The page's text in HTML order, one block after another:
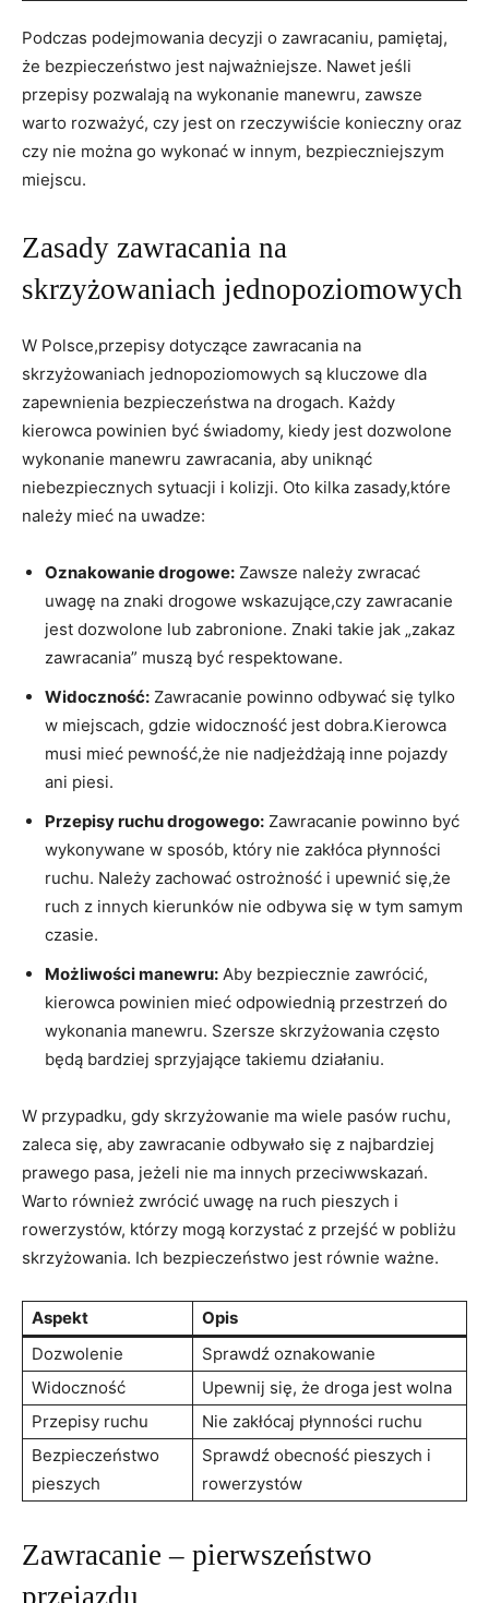
Podczas podejmowania decyzji o zawracaniu, pamiętaj,
że bezpieczeństwo jest najważniejsze. Nawet jeśli
przepisy pozwalają na wykonanie manewru, zawsze
warto rozważyć, czy jest on rzeczywiście konieczny oraz
czy nie można go wykonać w innym, bezpieczniejszym
miejscu.
Zasady zawracania na
skrzyżowaniach jednopoziomowych
W Polsce,przepisy dotyczące zawracania na
skrzyżowaniach jednopoziomowych są kluczowe dla
zapewnienia bezpieczeństwa na drogach. Każdy
kierowca powinien być świadomy, kiedy jest dozwolone
wykonanie manewru zawracania, aby uniknąć
niebezpiecznych sytuacji i kolizji. Oto kilka zasady,które
należy mieć na uwadze:
Oznakowanie drogowe: Zawsze należy zwracać
uwagę na znaki drogowe wskazujące,czy zawracanie
jest dozwolone lub zabronione. Znaki takie jak „zakaz
zawracania” muszą być respektowane.
Widoczność: Zawracanie powinno odbywać się tylko
w miejscach, gdzie widoczność jest dobra.Kierowca
musi mieć pewność,że nie nadjeżdżają inne pojazdy
ani piesi.
Przepisy ruchu drogowego: Zawracanie powinno być
wykonywane w sposób, który nie zakłóca płynności
ruchu. Należy zachować ostrożność i upewnić się,że
ruch z innych kierunków nie odbywa się w tym samym
czasie.
Możliwości manewru: Aby bezpiecznie zawrócić,
kierowca powinien mieć odpowiednią przestrzeń do
wykonania manewru. Szersze skrzyżowania często
będą bardziej sprzyjające takiemu działaniu.
W przypadku, gdy skrzyżowanie ma wiele pasów ruchu,
zaleca się, aby zawracanie odbywało się z najbardziej
prawego pasa, jeżeli nie ma innych przeciwwskazań.
Warto również zwrócić uwagę na ruch pieszych i
rowerzystów, którzy mogą korzystać z przejść w pobliżu
skrzyżowania. Ich bezpieczeństwo jest równie ważne.
Aspekt
Opis
Dozwolenie
Sprawdź oznakowanie
Widoczność
Upewnij się, że droga jest wolna
Przepisy ruchu
Nie zakłócaj płynności ruchu
Bezpieczeństwo
pieszych
Sprawdź obecność pieszych i
rowerzystów
Zawracanie – pierwszeństwo
przejazdu